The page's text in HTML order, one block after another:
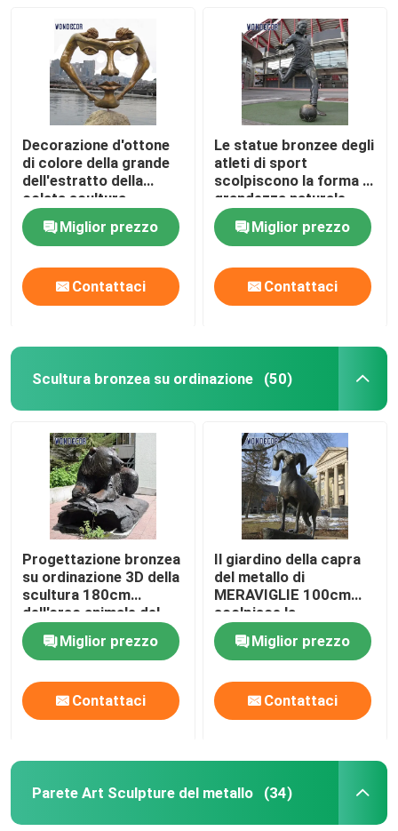
Decorazione d'ottone
di colore della grande
dell'estratto della
colata scultura
bronzea del fronte
Miglior prezzo
Contattaci
Le statue bronzee degli
atleti di sport
scolpiscono la forma a
grandezza naturale
della gente
Miglior prezzo
Contattaci
Scultura bronzea su ordinazione (50)
Progettazione bronzea
su ordinazione 3D della
scultura 180cm
dell'orso animale del
metallo grande
Miglior prezzo
Contattaci
Il giardino della capra
del metallo di
MERAVIGLIE 100cm
scolpisce la
decorazione
domestica all'aperto
Miglior prezzo
Contattaci
Parete Art Sculpture del metallo (34)